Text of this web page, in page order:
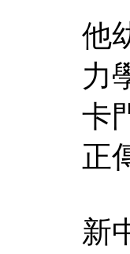
他
力
卡
正
新